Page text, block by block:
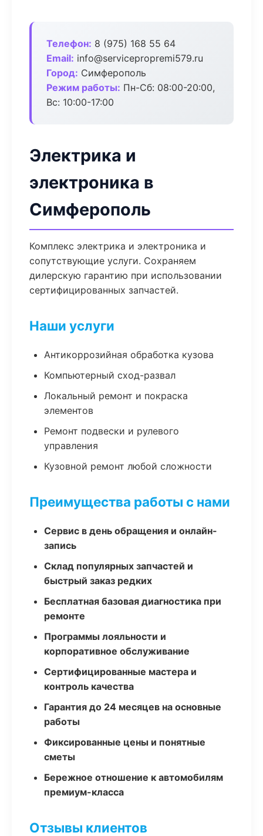
Телефон: 8 (975) 168 55 64
Email: info@servicepropremi579.ru
Город: Симферополь
Режим работы: Пн-Сб: 08:00-20:00,
Вс: 10:00-17:00
Электрика и
электроника в
Симферополь
Комплекс электрика и электроника и
сопутствующие услуги. Сохраняем
дилерскую гарантию при использовании
сертифицированных запчастей.
Наши услуги
Антикоррозийная обработка кузова
Компьютерный сход-развал
Локальный ремонт и покраска
элементов
Ремонт подвески и рулевого
управления
Кузовной ремонт любой сложности
Преимущества работы с нами
Сервис в день обращения и онлайн-
запись
Склад популярных запчастей и
быстрый заказ редких
Бесплатная базовая диагностика при
ремонте
Программы лояльности и
корпоративное обслуживание
Сертифицированные мастера и
контроль качества
Гарантия до 24 месяцев на основные
работы
Фиксированные цены и понятные
сметы
Бережное отношение к автомобилям
премиум-класса
Отзывы клиентов